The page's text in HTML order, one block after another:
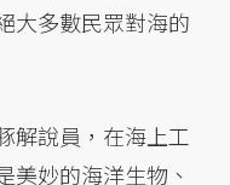
大多數民眾對海的
解說員，在海上工
美妙的海洋生物、